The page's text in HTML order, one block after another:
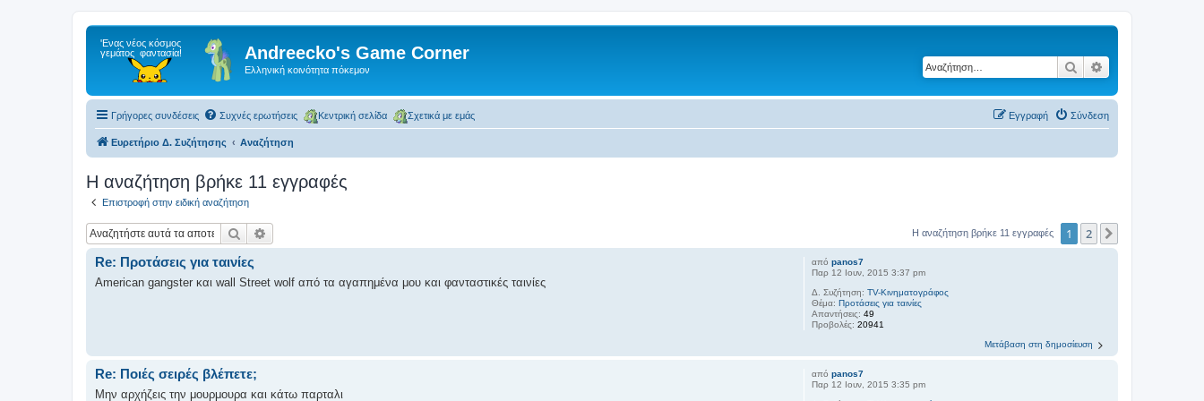
Andreecko's Game Corner
Ελληνική κοινότητα πόκεμον Αναζήτηση
Γρήγορες συνδέσεις Συχνές ερωτήσεις Κεντρική σελίδα Σχετικά με εμάς Σύνδεση
Εγγραφή
Ευρετήριο Δ. Συζήτησης Αναζήτηση
Η αναζήτηση βρήκε 11 εγγραφές
Επιστροφή στην ειδική αναζήτηση
Αναζήτηση Η αναζήτηση βρήκε 11 εγγραφές 1 2
απόpanos7
Παρ 12 Ιουν, 2015 3:37 pm
Δ. Συζήτηση:TV-Κινηματογράφος
Θέμα:Προτάσεις για ταινίες
Απαντήσεις:49
Προβολές:20941
Re: Προτάσεις για ταινίες
American gangster και wall Street wolf από τα αγαπημένα μου και φανταστικές ταινίες
Μετάβαση στη δημοσίευση
απόpanos7
Παρ 12 Ιουν, 2015 3:35 pm
Re: Ποιές σειρές βλέπετε;
Μην αρχήζεις την μουρμουρα και κάτω παρταλι